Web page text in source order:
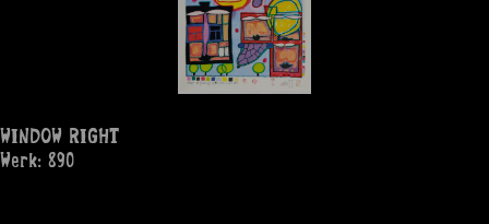
WINDOW RIGHT
Werk: 890